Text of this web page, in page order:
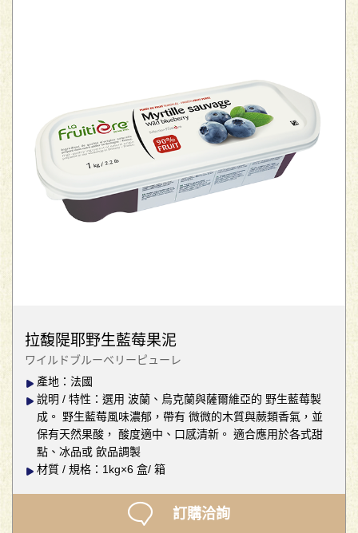
拉馥隄耶野生藍莓果泥
ワイルドブルーベリーピューレ
產地：法國
說明 / 特性：選用 波蘭、烏克蘭與薩爾維亞的 野生藍莓製
成。 野生藍莓風味濃郁，帶有 微微的木質與蕨類香氣，並
保有天然果酸， 酸度適中、口感清新。 適合應用於各式甜
點、冰品或 飲品調製
材質 / 規格：1kg×6 盒/ 箱
訂購洽詢